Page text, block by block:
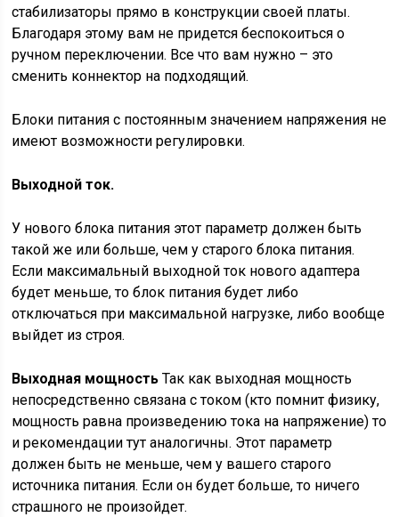
стабилизаторы прямо в конструкции своей платы.
Благодаря этому вам не придется беспокоиться о
ручном переключении. Все что вам нужно – это
сменить коннектор на подходящий.
Блоки питания с постоянным значением напряжения не
имеют возможности регулировки.
Выходной ток.
У нового блока питания этот параметр должен быть
такой же или больше, чем у старого блока питания.
Если максимальный выходной ток нового адаптера
будет меньше, то блок питания будет либо
отключаться при максимальной нагрузке, либо вообще
выйдет из строя.
Выходная мощность Так как выходная мощность
непосредственно связана с током (кто помнит физику,
мощность равна произведению тока на напряжение) то
и рекомендации тут аналогичны. Этот параметр
должен быть не меньше, чем у вашего старого
источника питания. Если он будет больше, то ничего
страшного не произойдет.